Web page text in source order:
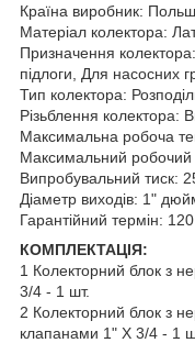
Країна виробник:
Матеріал колектора:
Призначення
підлоги, Для насосних
Тип колектора:
Різьблення колектора:
Максимальна робоча
Максимальний робочий
Випробувальний тиск:
Діаметр виходів: 1"
Гарантійний термін:
КОМПЛЕКТАЦІЯ:
1 Колекторний блок з
3/4 - 1 шт.
2 Колекторний блок з
клапанами 1" Х 3/4 - 1